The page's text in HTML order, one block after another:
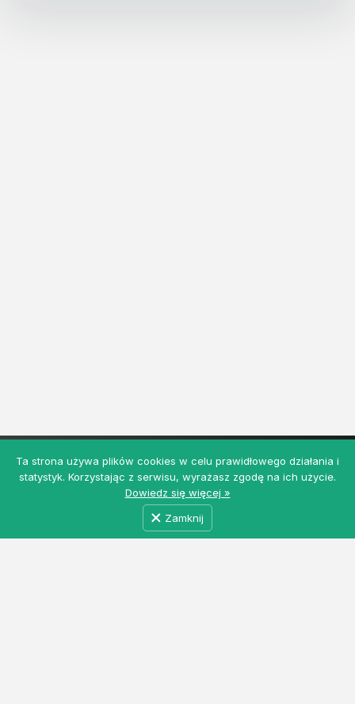
Ta strona używa plików cookies w celu prawidłowego działania i
statystyk. Korzystając z serwisu, wyrażasz zgodę na ich użycie.
Dowiedz się więcej »
Zamknij